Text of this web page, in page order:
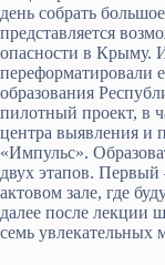
день собрать
представляется
опасности в Крыму.
переформатировали
образования
пилотный проект, в
центра выявления и
«Импульс».
двух этапов.
актовом зале, где
далее после лекции
семь увлекательных